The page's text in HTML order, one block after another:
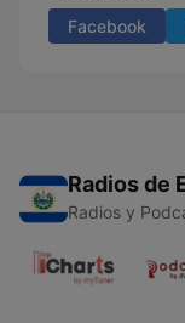
Facebook
Radios de
Radios y